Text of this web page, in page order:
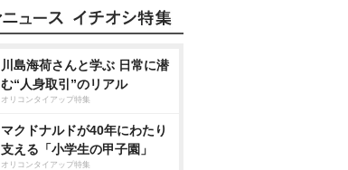
川島海荷さんと学ぶ 日常に潜
む“人身取引”のリアル
オリコンタイアップ特集
マクドナルドが40年にわたり
支える「小学生の甲子園」
オリコンタイアップ特集